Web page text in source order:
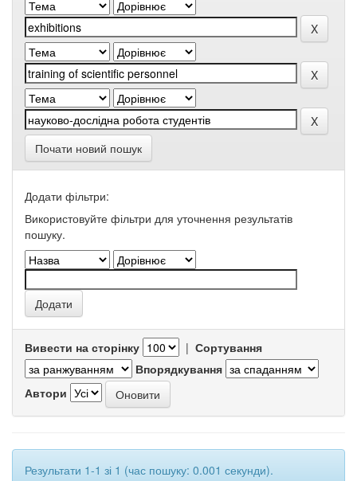
Почати новий пошук
Додати фільтри:
Використовуйте фільтри для уточнення результатів
пошуку.
Вивести на сторінку | Сортування
Впорядкування
Автори
Результати 1-1 зі 1 (час пошуку: 0.001 секунди).